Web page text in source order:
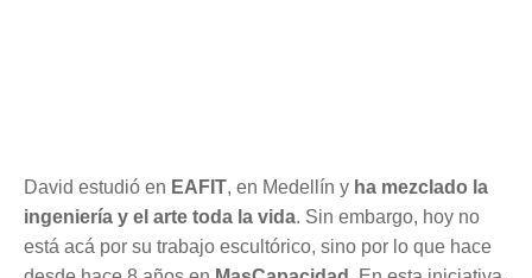
David estudió en EAFIT, en Medellín y ha mezclado la
ingeniería y el arte toda la vida. Sin embargo, hoy no
está acá por su trabajo escultórico, sino por lo que hace